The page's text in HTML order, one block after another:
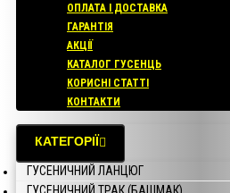
ОПЛАТА І ДОСТАВКА
ГАРАНТІЯ
АКЦІЇ
КАТАЛОГ ГУСЕНЦЬ
КОРИСНІ СТАТТІ
КОНТАКТИ
КАТЕГОРІЇ
ГУСЕНИЧНИЙ ЛАНЦЮГ